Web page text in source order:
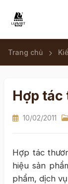
Trang chủ
Hợp tác
10/02/2011
Hợp tác
hiệu sản
phẩm, dịch